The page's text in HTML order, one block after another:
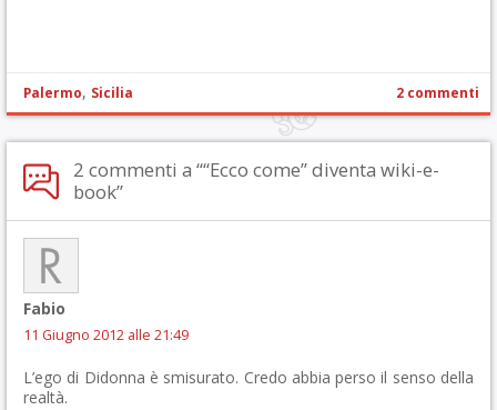
Palermo, Sicilia 2 commenti
2 commenti a ““Ecco come” diventa wiki-e-
book”
Fabio
11 Giugno 2012 alle 21:49
L’ego di Didonna è smisurato. Credo abbia perso il senso della
realtà.